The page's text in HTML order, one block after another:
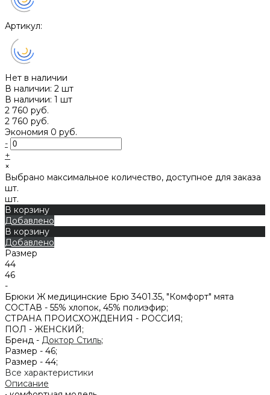
Артикул:
Нет в наличии
В наличии: 2 шт
В наличии: 1 шт
2 760 руб.
2 760 руб.
Экономия 0 руб.
-
+
×
Выбрано максимальное количество, доступное для заказа
шт.
шт.
В корзину
Добавлено
В корзину
Добавлено
Размер
44
46
-
Брюки Ж медицинские Брю 3401.35, "Комфорт" мята
СОСТАВ - 55% хлопок, 45% полиэфир;
СТРАНА ПРОИСХОЖДЕНИЯ - РОССИЯ;
ПОЛ - ЖЕНСКИЙ;
Бренд - Доктор Стиль;
Размер - 46;
Размер - 44;
Все характеристики
Описание